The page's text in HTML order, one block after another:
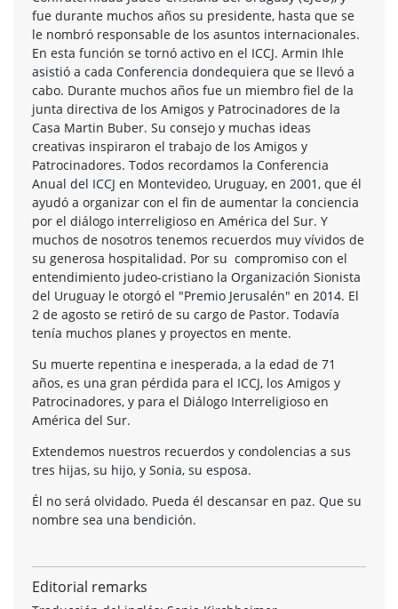
fue durante muchos años su presidente, hasta que se
le nombró responsable de los asuntos internacionales.
En esta función se tornó activo en el ICCJ. Armin Ihle
asistió a cada Conferencia dondequiera que se llevó a
cabo. Durante muchos años fue un miembro fiel de la
junta directiva de los Amigos y Patrocinadores de la
Casa Martin Buber. Su consejo y muchas ideas
creativas inspiraron el trabajo de los Amigos y
Patrocinadores. Todos recordamos la Conferencia
Anual del ICCJ en Montevideo, Uruguay, en 2001, que él
ayudó a organizar con el fin de aumentar la conciencia
por el diálogo interreligioso en América del Sur. Y
muchos de nosotros tenemos recuerdos muy vívidos de
su generosa hospitalidad. Por su compromiso con el
entendimiento judeo-cristiano la Organización Sionista
del Uruguay le otorgó el "Premio Jerusalén" en 2014. El
2 de agosto se retiró de su cargo de Pastor. Todavía
tenía muchos planes y proyectos en mente.
Su muerte repentina e inesperada, a la edad de 71
años, es una gran pérdida para el ICCJ, los Amigos y
Patrocinadores, y para el Diálogo Interreligioso en
América del Sur.
Extendemos nuestros recuerdos y condolencias a sus
tres hijas, su hijo, y Sonia, su esposa.
Él no será olvidado. Pueda él descansar en paz. Que su
nombre sea una bendición.
Editorial remarks